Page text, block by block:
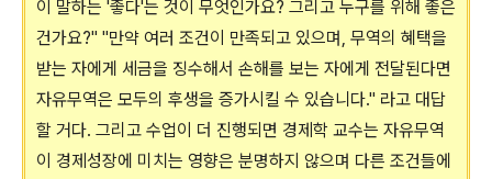
이 말하는 '좋다'는 것이 무엇인가요? 그리고 누구를 위해 좋은
건가요?" "만약 여러 조건이 만족되고 있으며, 무역의 혜택을
받는 자에게 세금을 징수해서 손해를 보는 자에게 전달된다면
자유무역은 모두의 후생을 증가시킬 수 있습니다." 라고 대답
할 거다. 그리고 수업이 더 진행되면 경제학 교수는 자유무역
이 경제성장에 미치는 영향은 분명하지 않으며 다른 조건들에